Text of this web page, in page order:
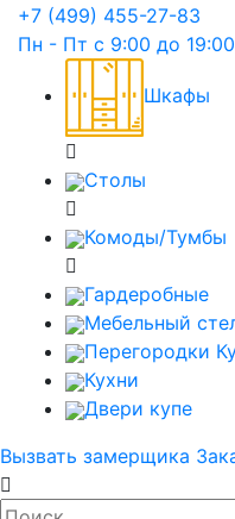
+7 (499) 455-27-83
Пн - Пт с 9:00 до 19:00
Шкафы
Столы
Комоды/Тумбы
Гардеробные
Мебельный
Перегородки
Кухни
Двери купе
Вызвать замерщика